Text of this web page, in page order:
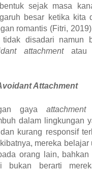
sejak masa
besar ketika kita
romantis (Fitri, 2019)
disadari namun
attachmentatau
Attachment
gaya attachment
dalam lingkungan
kurang responsif
mereka belajar
orang lain,
bukan berarti